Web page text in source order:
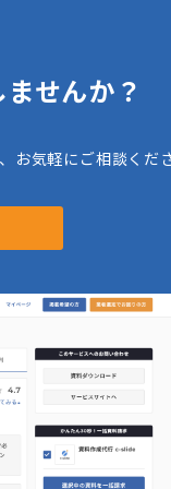
せんか？
お気軽にご相談くだ